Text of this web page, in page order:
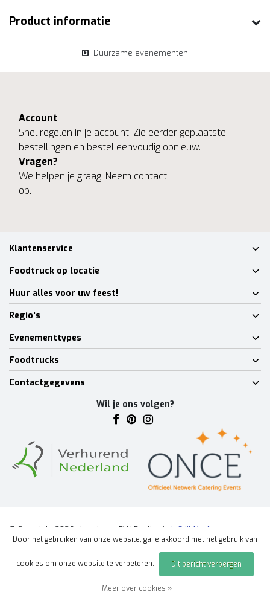
Product informatie
Duurzame evenementen
Account
Snel regelen in je account. Zie eerder geplaatste
bestellingen en bestel eenvoudig opnieuw.
Vragen?
We helpen je graag. Neem contact
op.
Klantenservice
Foodtruck op locatie
Huur alles voor uw feest!
Regio's
Evenementtypes
Foodtrucks
Contactgegevens
Wil je ons volgen?
© Copyright 2026 - Lumineux BV | Realisatie
InStijl Media
Algemene voorwaarden|Disclaimer|Privacy Policy|Sitemap |
Door het gebruiken van onze website, ga je akkoord met het gebruik van
cookies om onze website te verbeteren. Dit bericht verbergen
Meer over cookies »